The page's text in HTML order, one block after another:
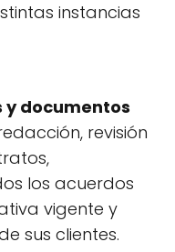
instancias
y documentos
revisión
los acuerdos
vigente y
sus clientes.